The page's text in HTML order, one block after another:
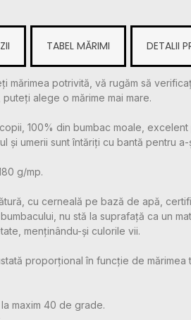
TABEL MĂRIMI DETALII
mărimea potrivită, vă rugăm să
alege o mărime mai mare.
100% din bumbac moale,
și umerii sunt întăriți cu bantă pentru
g/mp.
cu cerneală pe bază de apă,
nu stă la suprafață ca un
menținându-și culorile vii.
proporțional în funcție de mărimea
maxim 40 de grade.